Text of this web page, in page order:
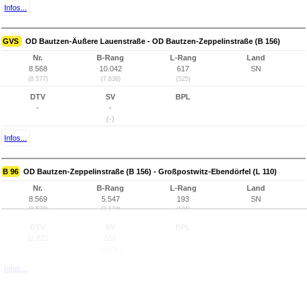
Infos...
GVS OD Bautzen-Äußere Lauenstraße - OD Bautzen-Zeppelinstraße (B 156)
Nr.
8.568
(8.577)
B-Rang
10.042
(7.638)
L-Rang
617
(525)
Land
SN
DTV
-
SV
-
(-)
BPL
Infos...
B 96 OD Bautzen-Zeppelinstraße (B 156) - Großpostwitz-Ebendörfel (L 110)
Nr.
8.569
(8.578)
B-Rang
5.547
(3.174)
L-Rang
193
(101)
Land
SN
Infos...